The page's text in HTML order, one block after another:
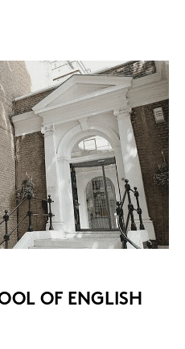
OF ENG­LISH